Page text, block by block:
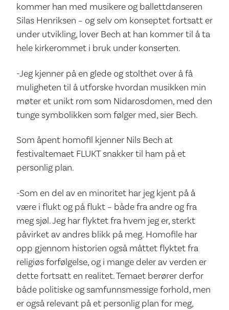
kommer han med musikere og ballettdanseren
Silas Henriksen – og selv om konseptet fortsatt er
under utvikling, lover Bech at han kommer til å ta
hele kirkerommet i bruk under konserten.
-Jeg kjenner på en glede og stolthet over å få
muligheten til å utforske hvordan musikken min
møter et unikt rom som Nidarosdomen, med den
tunge symbolikken som følger med, sier Bech.
Som åpent homofil kjenner Nils Bech at
festivaltemaet FLUKT snakker til ham på et
personlig plan.
-Som en del av en minoritet har jeg kjent på å
være i flukt og på flukt – både fra andre og fra
meg sjøl. Jeg har flyktet fra hvem jeg er, sterkt
påvirket av andres blikk på meg. Homofile har
opp gjennom historien også måttet flyktet fra
religiøs forfølgelse, og i mange deler av verden er
dette fortsatt en realitet. Temaet berører derfor
både politiske og samfunnsmessige forhold, men
er også relevant på et personlig plan for meg,